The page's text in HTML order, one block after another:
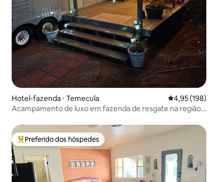
Hotel-fazenda ⋅ Temecula 4,95 de uma
4,95 (198)
Acampamento de luxo em fazenda de resgate na região
Entre os melhores preferidos dos hóspedes
Preferido dos hóspedes